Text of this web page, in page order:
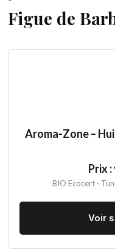
Figue de
Aroma-Zone –
Prix
BIO Ecocert ·
Voir